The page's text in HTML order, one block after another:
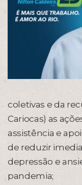
coletivas e da
Cariocas) as
assistência e
de reduzir
depressão e
pandemia;